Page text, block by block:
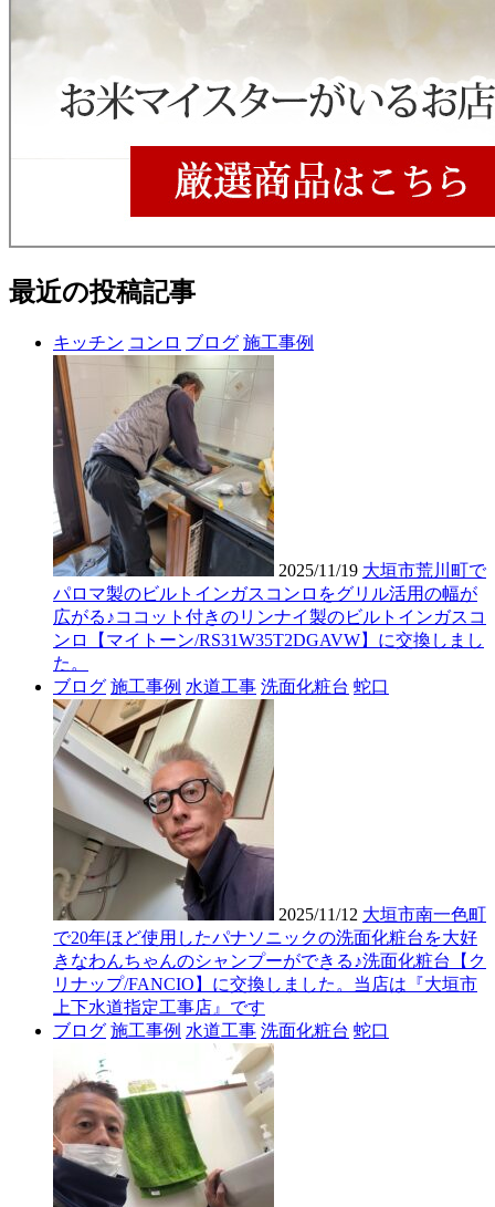
最近の投稿記事
キッチン コンロ ブログ 施工事例
2025/11/19 大垣市荒川町で
パロマ製のビルトインガスコンロをグリル活用の幅が
広がる♪ココット付きのリンナイ製のビルトインガスコ
ンロ【マイトーン/RS31W35T2DGAVW】に交換しまし
た。
ブログ 施工事例 水道工事 洗面化粧台 蛇口
2025/11/12 大垣市南一色町
で20年ほど使用したパナソニックの洗面化粧台を大好
きなわんちゃんのシャンプーができる♪洗面化粧台【ク
リナップ/FANCIO】に交換しました。当店は『大垣市
上下水道指定工事店』です
ブログ 施工事例 水道工事 洗面化粧台 蛇口